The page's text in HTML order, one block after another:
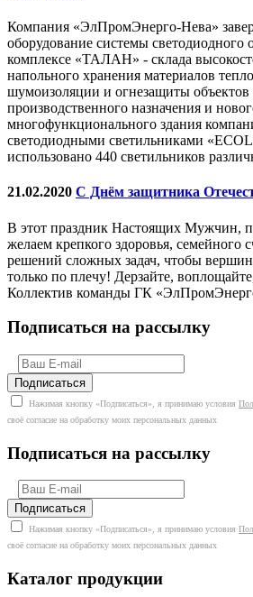
Компания «ЭлПромЭнерго-Нева»
оборудование системы светодиодного
комплексе «ТАЛАН» - склада
напольного хранения материалов
шумоизоляции и огнезащиты
производственного назначения и
многофункционального здания
светодиодными светильниками
использовано 440 светильников
21.02.2020 С Днём защитника
В этот праздник Настоящих Мужчин,
желаем крепкого здоровья, семейного
решений сложных задач, чтобы
только по плечу! Дерзайте,
Коллектив команды ГК
Подписаться на рассылку
Нажимая кнопку «Подписаться», я принимаю условия
своё согласие на обработку моих персональных данных
Подписаться на рассылку
Нажимая кнопку «Подписаться», я принимаю условия
своё согласие на обработку моих персональных данных
Каталог продукции